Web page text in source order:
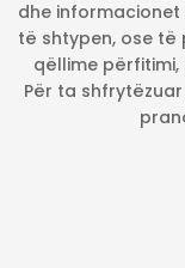
dhe
të shtypen, ose
qëllime përfitimi,
Për ta